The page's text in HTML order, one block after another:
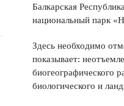
Балкарская
национальный парк
Здесь необходимо
показывает:
биогеографического
биологического и